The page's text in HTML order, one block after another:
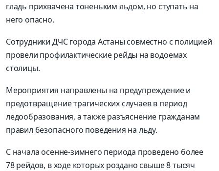
гладь прихвачена тоненьким льдом, но ступать на
него опасно.
Сотрудники ДЧС города Астаны совместно с полицией
провели профилактические рейды на водоемах
столицы.
Мероприятия направлены на предупреждение и
предотвращение трагических случаев в период
ледообразования, а также разъяснение гражданам
правил безопасного поведения на льду.
С начала осенне-зимнего периода проведено более
78 рейдов, в ходе которых роздано свыше 8 тысяч